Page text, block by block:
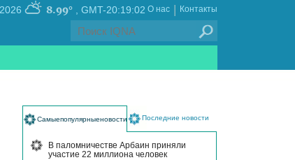
GMT-20:19:02
8.99° Контакты
|
О нас
Самыепопулярныеновости Последние новости
В паломничестве Арбаин приняли
участие 22 миллиона человек